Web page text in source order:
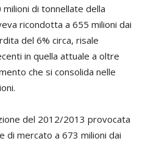
di tonnellate della
ricondotta a 655 milioni dai
del 6% circa, risale
in quella attuale a oltre
che si consolida nelle
del 2012/2013 provocata
di mercato a 673 milioni dai